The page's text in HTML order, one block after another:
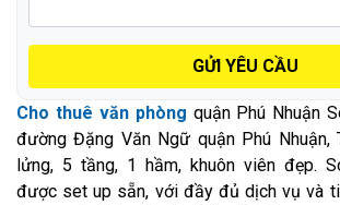
GỬI YÊU CẦU
Cho thuê văn phòng quận Phú Nhuận
đường Đặng Văn Ngữ quận Phú Nhuận,
lửng, 5 tầng, 1 hầm, khuôn viên đẹp.
được set up sẵn, với đầy đủ dịch vụ và